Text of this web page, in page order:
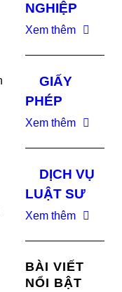
NGHIỆP
Xem thêm
GIẤY
PHÉP
Xem thêm
DỊCH VỤ
LUẬT SƯ
Xem thêm
BÀI VIẾT
NỔI BẬT